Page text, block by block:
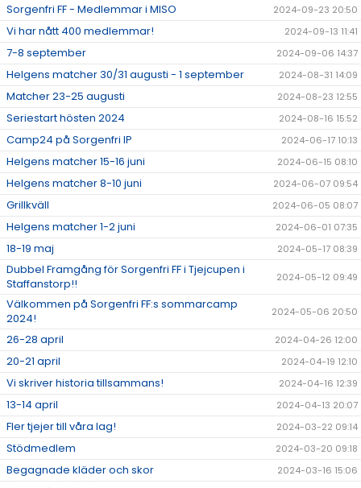
Sorgenfri FF - Medlemmar i MISO 2024-09-23 20:50
Vi har nått 400 medlemmar! 2024-09-13 11:41
7-8 september 2024-09-06 14:37
Helgens matcher 30/31 augusti - 1 september 2024-08-31 14:09
Matcher 23-25 augusti 2024-08-23 12:55
Seriestart hösten 2024 2024-08-16 15:52
Camp24 på Sorgenfri IP 2024-06-17 10:13
Helgens matcher 15-16 juni 2024-06-15 08:10
Helgens matcher 8-10 juni 2024-06-07 09:54
Grillkväll 2024-06-05 08:07
Helgens matcher 1-2 juni 2024-06-01 07:35
18-19 maj 2024-05-17 08:39
Dubbel Framgång för Sorgenfri FF i Tjejcupen i
Staffanstorp!!
2024-05-12 09:49
Välkommen på Sorgenfri FF:s sommarcamp
2024!
2024-05-06 20:50
26-28 april 2024-04-26 12:00
20-21 april 2024-04-19 12:10
Vi skriver historia tillsammans! 2024-04-16 12:39
13-14 april 2024-04-13 20:07
Fler tjejer till våra lag! 2024-03-22 09:14
Stödmedlem 2024-03-20 09:18
Begagnade kläder och skor 2024-03-16 15:06